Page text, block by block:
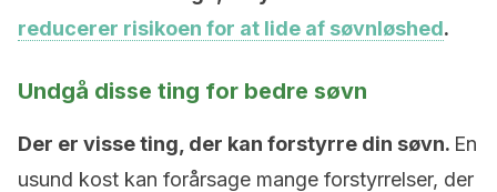
reducerer risikoen for at lide af søvnløshed.
Undgå disse ting for bedre søvn
Der er visse ting, der kan forstyrre din søvn. En
usund kost kan forårsage mange forstyrrelser, der